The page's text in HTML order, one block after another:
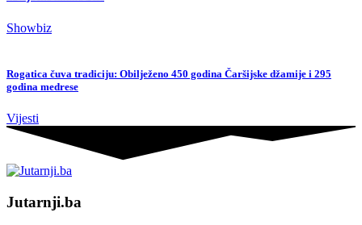
Showbiz
Rogatica čuva tradiciju: Obilježeno 450 godina Čaršijske džamije i 295
godina medrese
Vijesti
Jutarnji.ba